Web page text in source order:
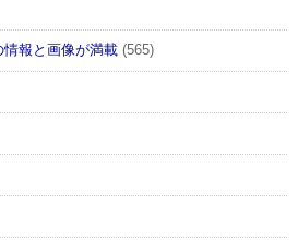
情報と画像が満載 (565)